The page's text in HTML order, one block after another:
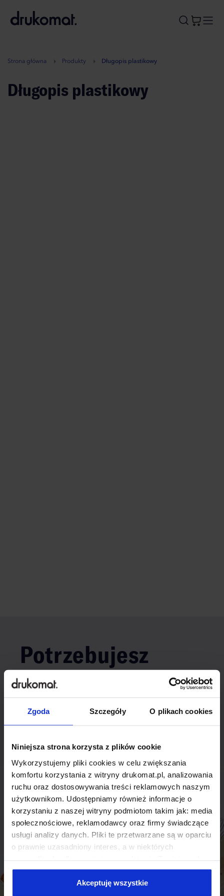
Zgoda Szczegóły O plikach cookies
Niniejsza strona korzysta z plików cookie
Wykorzystujemy pliki cookies w celu zwiększania
komfortu korzystania z witryny drukomat.pl, analizowania
ruchu oraz dostosowywania treści reklamowych naszym
użytkownikom. Udostępniamy również informacje o
korzystaniu z naszej witryny podmiotom takim jak: media
społecznościowe, reklamodawcy oraz firmy świadczące
usługi analizy danych. Pliki te przetwarzane są w oparciu
o prawnie uzasadniony interes, a w niektórych
Niektóre z plików cookies dostarczane i przetwarzane są
przez naszych zewnętrznych partnerów, z których listą
Akceptuję wszystkie
A
Strona główna Produkty Długopis plastikowy
Długopis plastikowy
Potrzebujesz
indywidualnego
rozwiązania?
Odezwij się do nas, aby omówić
produkt niestandardowy.
Skontaktuj się